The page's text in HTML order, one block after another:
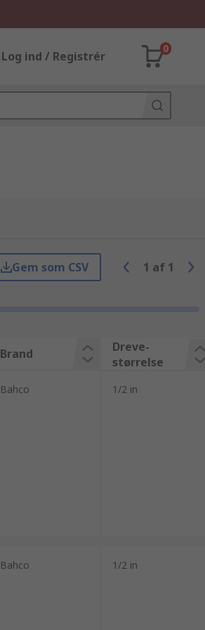
Log ind / Registrér
0
Gem som CSV 1 af 1
Brand
Dreve-
størrelse
Bahco 1/2 in
Bahco 1/2 in